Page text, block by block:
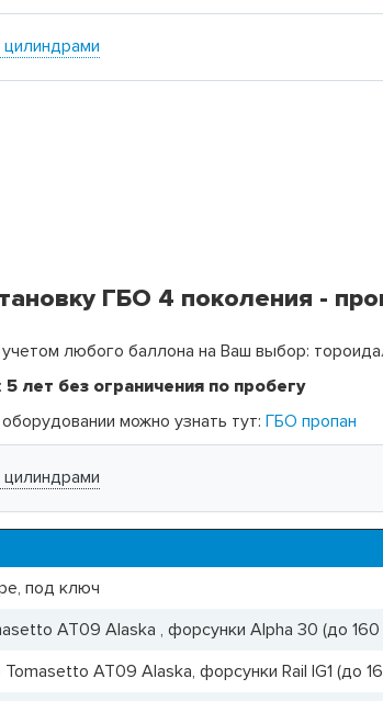
ГБО 4 поколения -
учетом любого баллона на Ваш выбор:
5 лет без ограничения по пробегу
можно узнать тут: ГБО пропан
под ключ
AT09 Alaska , форсунки Alpha 30 (до 160
AT09 Alaska, форсунки Rail IG1 (до